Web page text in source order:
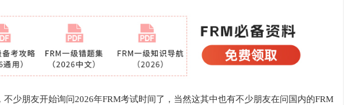
不少朋友开始询问2026年FRM考试时间了，当然这其中也有不少朋友在问国内的FRM